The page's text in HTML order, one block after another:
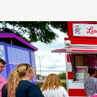
プライバ